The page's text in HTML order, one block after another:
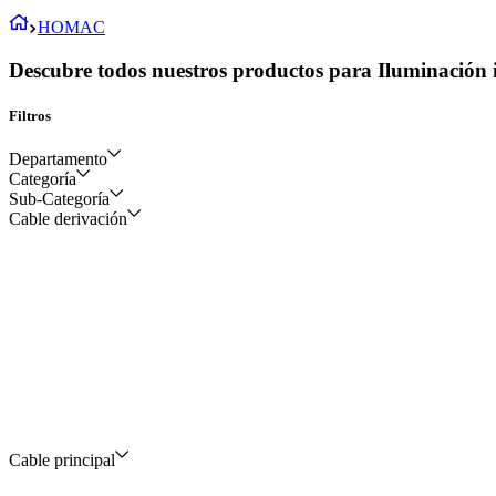
HOMAC
Descubre todos nuestros productos para
Filtros
Departamento
Eléctrico y construcción
Categoría
Distribución y
Sub-Categoría
Cable derivación
Cable principal